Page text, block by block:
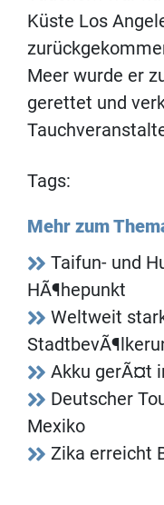
Küste Los
Meer wurde er
gerettet und
Tags:
Mehr zum
Taifun- und
HÃ¶hepunkt
Weltweit
Akku gerÃ¤t
Deutscher
Mexiko
Zika erreicht